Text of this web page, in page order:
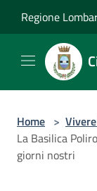
Regione
Home >
La Basilica
giorni nostri